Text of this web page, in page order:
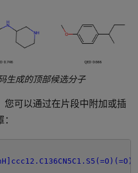
生成的顶部候选分子
可以通过在片段中附加或插